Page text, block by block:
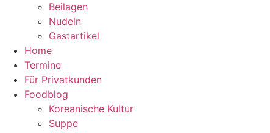
Beilagen
Nudeln
Gastartikel
Home
Termine
Für Privatkunden
Foodblog
Koreanische Kultur
Suppe